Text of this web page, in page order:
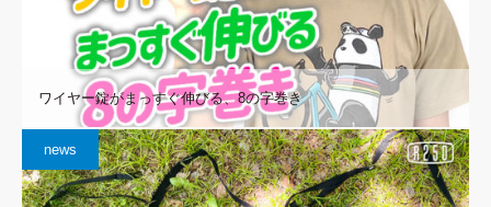
ワイヤー錠がまっすぐ伸びる、8の字巻き
news